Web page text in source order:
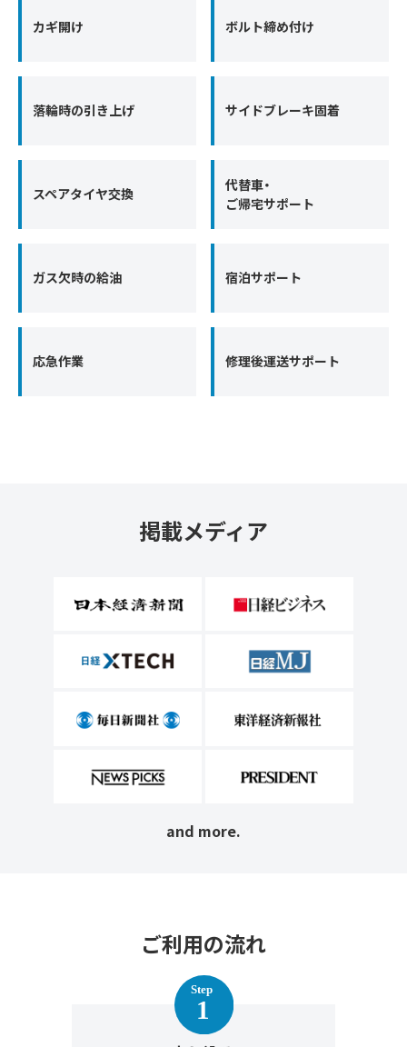
カギ開け ボルト締め付け
落輪時の引き上げ サイドブレーキ固着
スペアタイヤ交換
代替車・
ご帰宅サポート
ガス欠時の給油 宿泊サポート
応急作業 修理後運送サポート
掲載メディア
and more.
ご利用の流れ